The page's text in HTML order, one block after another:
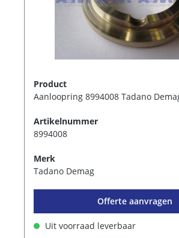
Product
Aanloopring 8994008 Tadano
Artikelnummer
8994008
Merk
Tadano Demag
Offerte aanvragen
Uit voorraad leverbaar